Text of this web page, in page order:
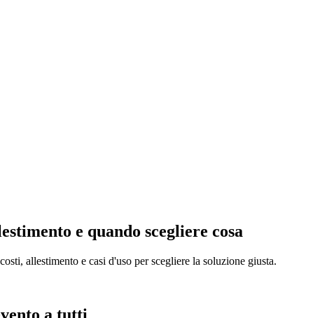
e quando scegliere cosa
allestimento e casi d'uso per scegliere la soluzione giusta.
a tutti